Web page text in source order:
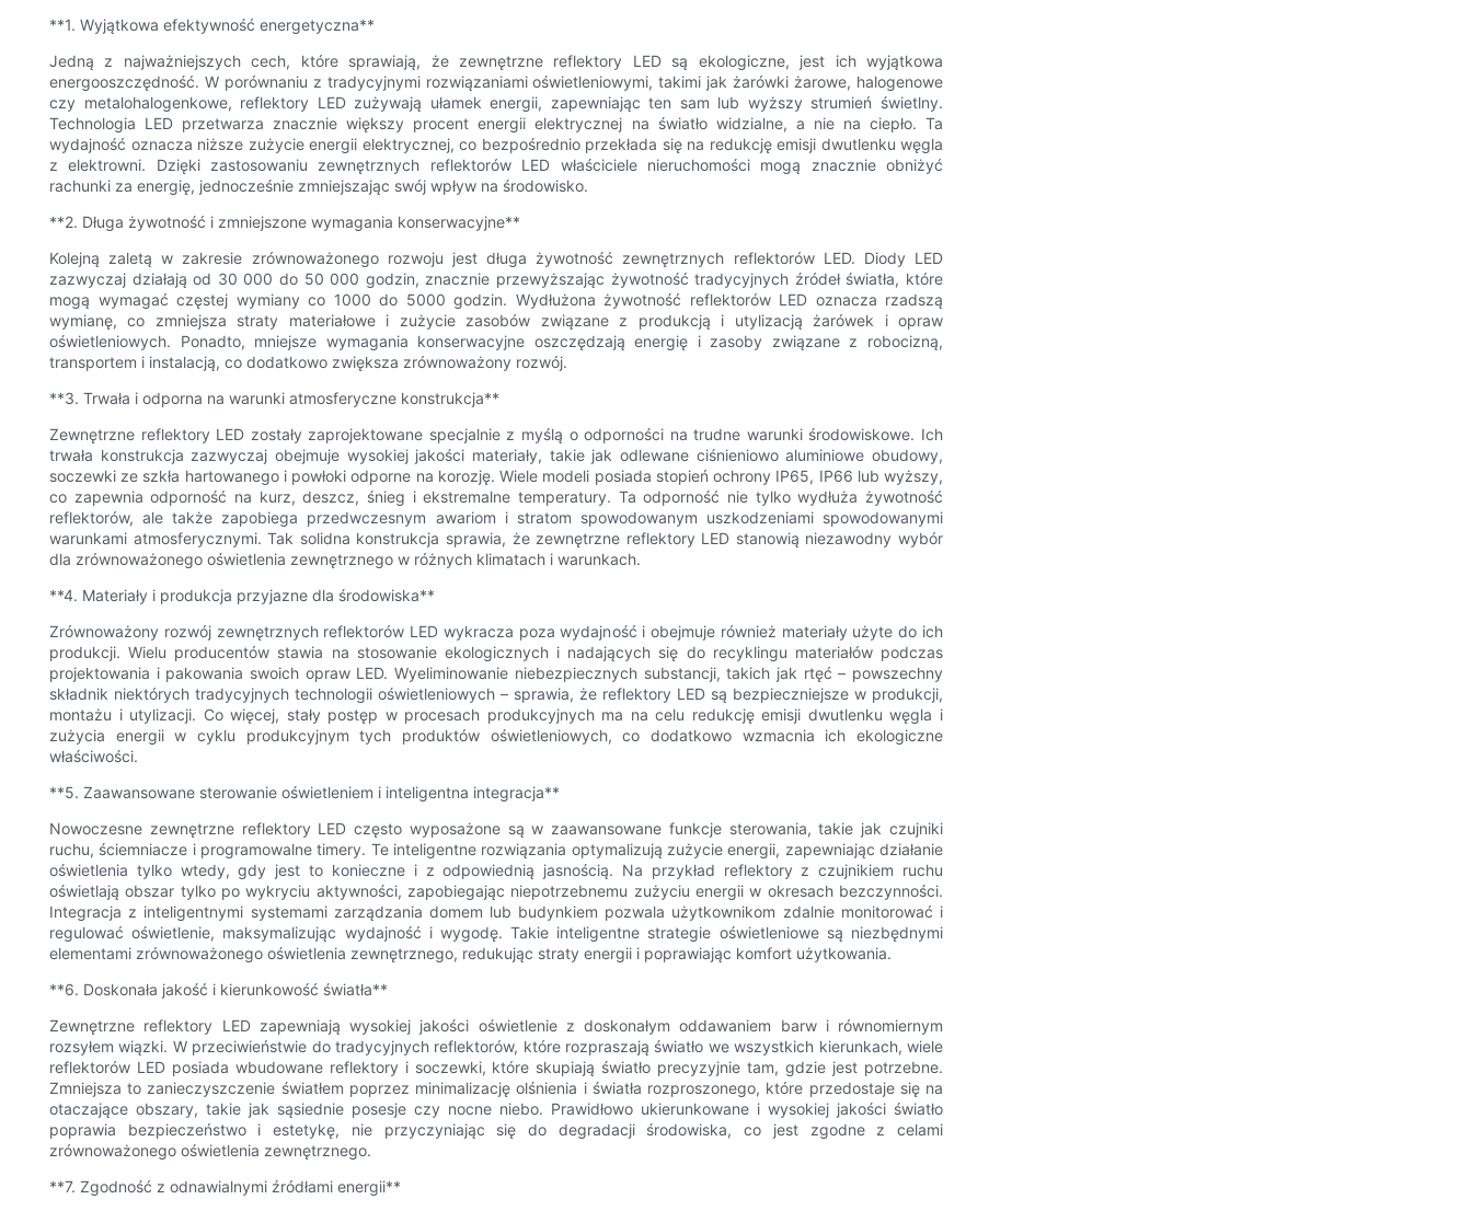
**1. Wyjątkowa efektywność energetyczna**
Jedną z najważniejszych cech, które sprawiają, że zewnętrzne reflektory LED są ekologiczne, jest ich wyjątkowa
energooszczędność. W porównaniu z tradycyjnymi rozwiązaniami oświetleniowymi, takimi jak żarówki żarowe, halogenowe
czy metalohalogenkowe, reflektory LED zużywają ułamek energii, zapewniając ten sam lub wyższy strumień świetlny.
Technologia LED przetwarza znacznie większy procent energii elektrycznej na światło widzialne, a nie na ciepło. Ta
wydajność oznacza niższe zużycie energii elektrycznej, co bezpośrednio przekłada się na redukcję emisji dwutlenku węgla
z elektrowni. Dzięki zastosowaniu zewnętrznych reflektorów LED właściciele nieruchomości mogą znacznie obniżyć
rachunki za energię, jednocześnie zmniejszając swój wpływ na środowisko.
**2. Długa żywotność i zmniejszone wymagania konserwacyjne**
Kolejną zaletą w zakresie zrównoważonego rozwoju jest długa żywotność zewnętrznych reflektorów LED. Diody LED
zazwyczaj działają od 30 000 do 50 000 godzin, znacznie przewyższając żywotność tradycyjnych źródeł światła, które
mogą wymagać częstej wymiany co 1000 do 5000 godzin. Wydłużona żywotność reflektorów LED oznacza rzadszą
wymianę, co zmniejsza straty materiałowe i zużycie zasobów związane z produkcją i utylizacją żarówek i opraw
oświetleniowych. Ponadto, mniejsze wymagania konserwacyjne oszczędzają energię i zasoby związane z robocizną,
transportem i instalacją, co dodatkowo zwiększa zrównoważony rozwój.
**3. Trwała i odporna na warunki atmosferyczne konstrukcja**
Zewnętrzne reflektory LED zostały zaprojektowane specjalnie z myślą o odporności na trudne warunki środowiskowe. Ich
trwała konstrukcja zazwyczaj obejmuje wysokiej jakości materiały, takie jak odlewane ciśnieniowo aluminiowe obudowy,
soczewki ze szkła hartowanego i powłoki odporne na korozję. Wiele modeli posiada stopień ochrony IP65, IP66 lub wyższy,
co zapewnia odporność na kurz, deszcz, śnieg i ekstremalne temperatury. Ta odporność nie tylko wydłuża żywotność
reflektorów, ale także zapobiega przedwczesnym awariom i stratom spowodowanym uszkodzeniami spowodowanymi
warunkami atmosferycznymi. Tak solidna konstrukcja sprawia, że ​​zewnętrzne reflektory LED stanowią niezawodny wybór
dla zrównoważonego oświetlenia zewnętrznego w różnych klimatach i warunkach.
**4. Materiały i produkcja przyjazne dla środowiska**
Zrównoważony rozwój zewnętrznych reflektorów LED wykracza poza wydajność i obejmuje również materiały użyte do ich
produkcji. Wielu producentów stawia na stosowanie ekologicznych i nadających się do recyklingu materiałów podczas
projektowania i pakowania swoich opraw LED. Wyeliminowanie niebezpiecznych substancji, takich jak rtęć – powszechny
składnik niektórych tradycyjnych technologii oświetleniowych – sprawia, że ​​reflektory LED są bezpieczniejsze w produkcji,
montażu i utylizacji. Co więcej, stały postęp w procesach produkcyjnych ma na celu redukcję emisji dwutlenku węgla i
zużycia energii w cyklu produkcyjnym tych produktów oświetleniowych, co dodatkowo wzmacnia ich ekologiczne
właściwości.
**5. Zaawansowane sterowanie oświetleniem i inteligentna integracja**
Nowoczesne zewnętrzne reflektory LED często wyposażone są w zaawansowane funkcje sterowania, takie jak czujniki
ruchu, ściemniacze i programowalne timery. Te inteligentne rozwiązania optymalizują zużycie energii, zapewniając działanie
oświetlenia tylko wtedy, gdy jest to konieczne i z odpowiednią jasnością. Na przykład reflektory z czujnikiem ruchu
oświetlają obszar tylko po wykryciu aktywności, zapobiegając niepotrzebnemu zużyciu energii w okresach bezczynności.
Integracja z inteligentnymi systemami zarządzania domem lub budynkiem pozwala użytkownikom zdalnie monitorować i
regulować oświetlenie, maksymalizując wydajność i wygodę. Takie inteligentne strategie oświetleniowe są niezbędnymi
elementami zrównoważonego oświetlenia zewnętrznego, redukując straty energii i poprawiając komfort użytkowania.
**6. Doskonała jakość i kierunkowość światła**
Zewnętrzne reflektory LED zapewniają wysokiej jakości oświetlenie z doskonałym oddawaniem barw i równomiernym
rozsyłem wiązki. W przeciwieństwie do tradycyjnych reflektorów, które rozpraszają światło we wszystkich kierunkach, wiele
reflektorów LED posiada wbudowane reflektory i soczewki, które skupiają światło precyzyjnie tam, gdzie jest potrzebne.
Zmniejsza to zanieczyszczenie światłem poprzez minimalizację olśnienia i światła rozproszonego, które przedostaje się na
otaczające obszary, takie jak sąsiednie posesje czy nocne niebo. Prawidłowo ukierunkowane i wysokiej jakości światło
poprawia bezpieczeństwo i estetykę, nie przyczyniając się do degradacji środowiska, co jest zgodne z celami
zrównoważonego oświetlenia zewnętrznego.
**7. Zgodność z odnawialnymi źródłami energii**